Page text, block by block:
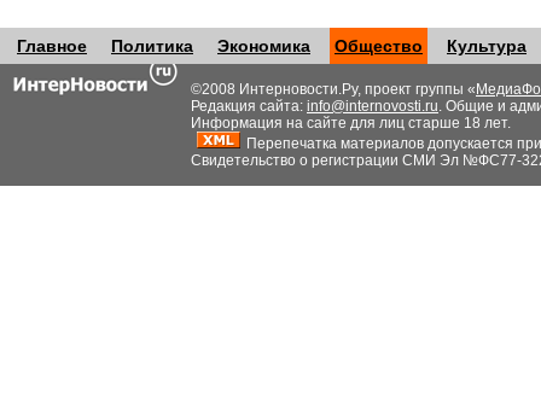
Главное Политика Экономика Общество Культура
©2008 Интерновости.Ру, проект группы «
Редакция сайта: info@internovosti.ru. Общие и
Информация на сайте для лиц старше 18 лет.
Перепечатка материалов допускается
Свидетельство о регистрации СМИ Эл №ФС77-